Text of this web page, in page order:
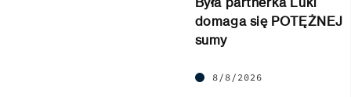
domaga się POTĘŻNEJ
sumy
8/8/2026